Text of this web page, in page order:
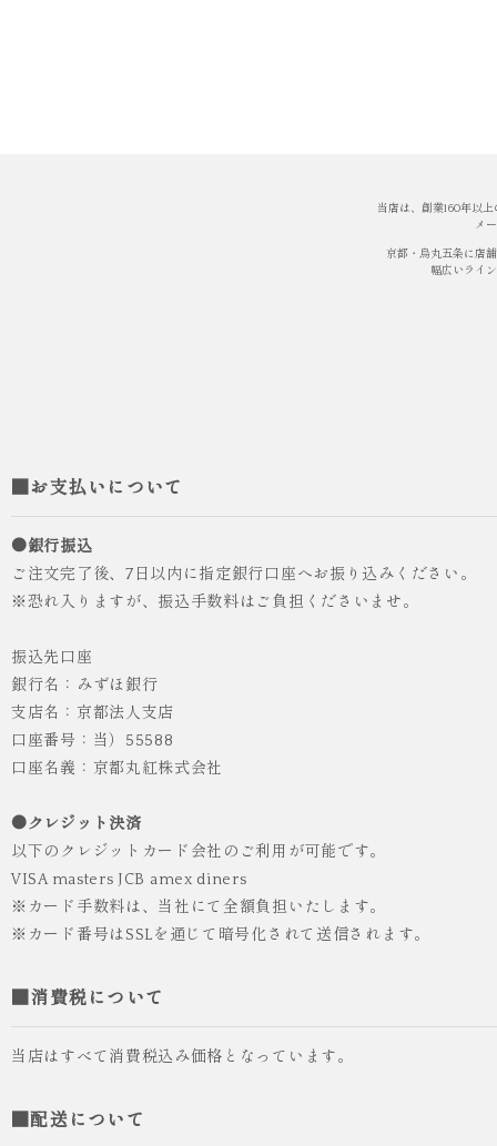
当店は、創業160年以
メ
京都・烏丸五条に店
幅広いライ
■お支払いについて
●銀行振込
ご注文完了後、7日以内に指定銀行口座へお振り込みください。
※恐れ入りますが、振込手数料はご負担くださいませ。
振込先口座
銀行名：みずほ銀行
支店名：京都法人支店
口座番号：当）55588
口座名義：京都丸紅株式会社
●クレジット決済
以下のクレジットカード会社のご利用が可能です。
VISA masters JCB amex diners
※カード手数料は、当社にて全額負担いたします。
※カード番号はSSLを通じて暗号化されて送信されます。
■消費税について
当店はすべて消費税込み価格となっています。
■配送について